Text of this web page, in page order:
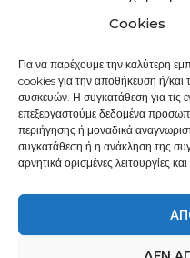
Cookies
Για να παρέχουμε την καλύτερη
cookies για την αποθήκευση ή/
συσκευών. Η συγκατάθεση για τις
επεξεργαστούμε δεδομένα
περιήγησης ή μοναδικά
συγκατάθεση ή η ανάκληση της
αρνητικά ορισμένες λειτουργίες
ΣΤΟΙΧΕΊΑ ΕΠΙΚΟΙΝΩΝΊΑΣ
24310 35062
Δευ. - Παρ. 08:00